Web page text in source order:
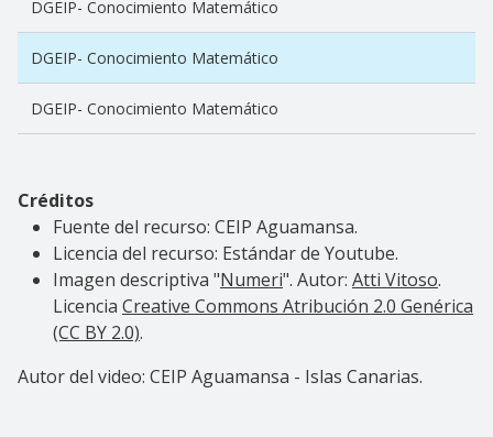
DGEIP- Conocimiento Matemático
DGEIP- Conocimiento Matemático
DGEIP- Conocimiento Matemático
Créditos
Fuente del recurso: CEIP Aguamansa.
Licencia del recurso: Estándar de Youtube.
Imagen descriptiva "Numeri". Autor: Atti Vitoso.
Licencia Creative Commons Atribución 2.0 Genérica
(CC BY 2.0).
Autor del video: CEIP Aguamansa - Islas Canarias.